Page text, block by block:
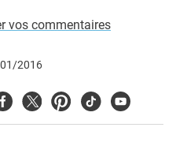
vos commentaires
2016
TwitterPinterest
TiktokYoutube